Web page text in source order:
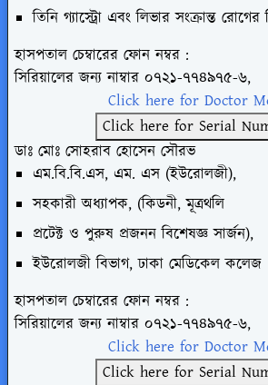
তিনি গ্যাস্ট্রো এবং লিভার সংক্রান্ত রোগের
হাসপতাল চেম্বারের ফোন নম্বর :
সিরিয়ালের জন্য নাম্বার ০৭২১-৭৭৪৯৭৫-৬,
Click here for Doctor
Click here for Serial
ডাঃ মোঃ সোহরাব হোসেন সৌরভ
এম.বি.বি.এস, এম. এস (ইউরোলজী),
সহকারী অধ্যাপক, (কিডনী, মূত্রথলি
প্রটেক্ট ও পুরুষ প্রজনন বিশেষজ্ঞ সার্জন),
ইউরোলজী বিভাগ, ঢাকা মেডিকেল কলেজ
হাসপতাল চেম্বারের ফোন নম্বর :
সিরিয়ালের জন্য নাম্বার ০৭২১-৭৭৪৯৭৫-৬,
Click here for Doctor
Click here for Serial